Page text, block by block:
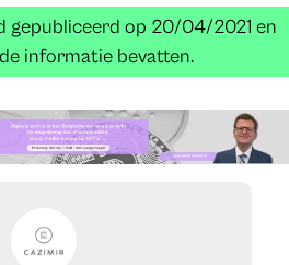
gepubliceerd op 20/04/2021 en
informatie bevatten.